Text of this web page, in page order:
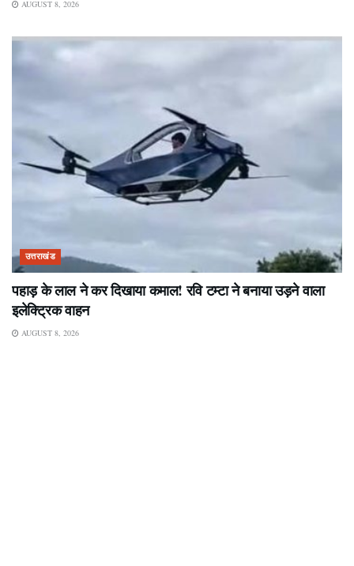
AUGUST 8, 2026
उत्तराखंड
पहाड़ के लाल ने कर दिखाया कमाल! रवि टम्टा ने बनाया उड़ने वाला
इलेक्ट्रिक वाहन
AUGUST 8, 2026